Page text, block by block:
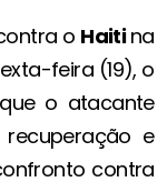
o Haitina
feira (19), o
o atacante
e
contra